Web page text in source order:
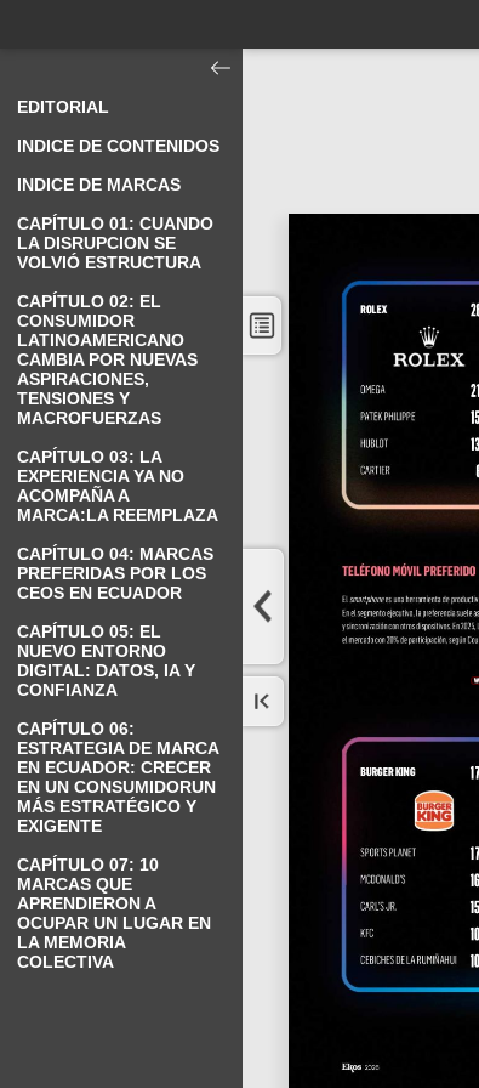
EDITORIAL
INDICE DE CONTENIDOS
INDICE DE MARCAS
CAPÍTULO 01: CUANDO
LA DISRUPCION SE
VOLVIÓ ESTRUCTURA
CAPÍTULO 02: EL
CONSUMIDOR
LATINOAMERICANO
CAMBIA POR NUEVAS
ASPIRACIONES,
TENSIONES Y
MACROFUERZAS
CAPÍTULO 03: LA
EXPERIENCIA YA NO
ACOMPAÑA A
MARCA:LA REEMPLAZA
CAPÍTULO 04: MARCAS
PREFERIDAS POR LOS
CEOS EN ECUADOR
CAPÍTULO 05: EL
NUEVO ENTORNO
DIGITAL: DATOS, IA Y
CONFIANZA
CAPÍTULO 06:
ESTRATEGIA DE MARCA
EN ECUADOR: CRECER
EN UN CONSUMIDORUN
MÁS ESTRATÉGICO Y
EXIGENTE
CAPÍTULO 07: 10
MARCAS QUE
APRENDIERON A
OCUPAR UN LUGAR EN
LA MEMORIA
COLECTIVA